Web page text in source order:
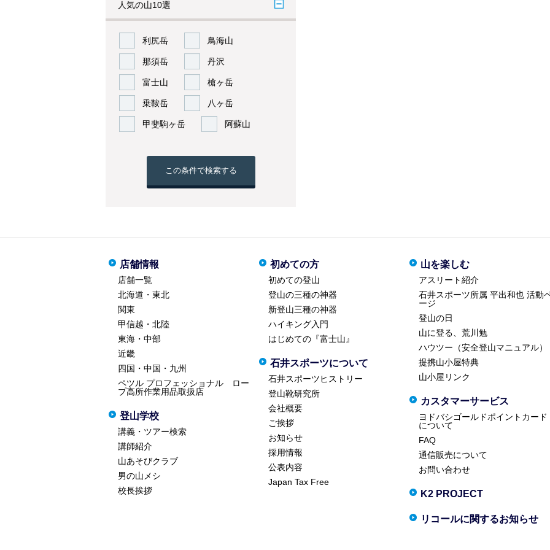
人気の山10選
利尻岳 鳥海山
那須岳 丹沢
富士山 槍ヶ岳
乗鞍岳 八ヶ岳
甲斐駒ヶ岳 阿蘇山
この条件で検索する
店舗情報
店舗一覧
北海道・東北
関東
甲信越・北陸
東海・中部
近畿
四国・中国・九州
ペツル プロフェッショナル ロー
プ高所作業用品取扱店
登山学校
講義・ツアー検索
講師紹介
山あそびクラブ
男の山メシ
校長挨拶
初めての方
初めての登山
登山の三種の神器
新登山三種の神器
ハイキング入門
はじめての『富士山』
石井スポーツについて
石井スポーツヒストリー
登山靴研究所
会社概要
ご挨拶
お知らせ
採用情報
公表内容
Japan Tax Free
山を楽しむ
アスリート紹介
石井スポーツ所属 平出和也 活動
ージ
登山の日
山に登る、荒川勉
ハウツー（安全登山マニュアル）
提携山小屋特典
山小屋リンク
カスタマーサービス
ヨドバシゴールドポイントカード
について
FAQ
通信販売について
お問い合わせ
K2 PROJECT
リコールに関するお知らせ